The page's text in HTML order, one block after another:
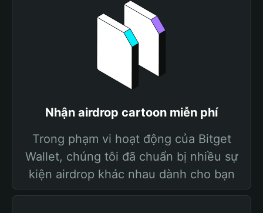
Nhận airdrop cartoon miễn phí
Trong phạm vi hoạt động của Bitget
Wallet, chúng tôi đã chuẩn bị nhiều sự
kiện airdrop khác nhau dành cho bạn